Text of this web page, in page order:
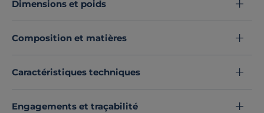
Dimensions et poids
Composition et matières
Caractéristiques techniques
Engagements et traçabilité